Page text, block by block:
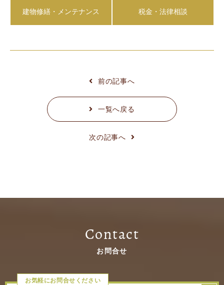
建物修繕・メンテナンス 税金・法律相談
前の記事へ
一覧へ戻る
次の記事へ
Contact
お問合せ
お気軽にお問合せください